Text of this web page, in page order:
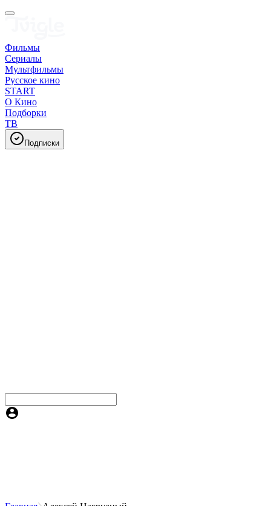
Фильмы
Сериалы
Мультфильмы
Русское кино
START
О Кино
Подборки
ТВ
Подписки